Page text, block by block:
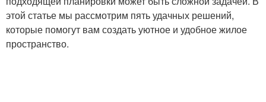
этой статье мы рассмотрим пять удачных решений,
которые помогут вам создать уютное и удобное жилое
пространство.